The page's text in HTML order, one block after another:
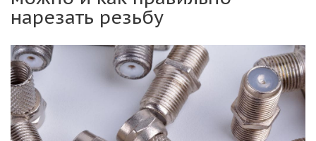
нарезать резьбу